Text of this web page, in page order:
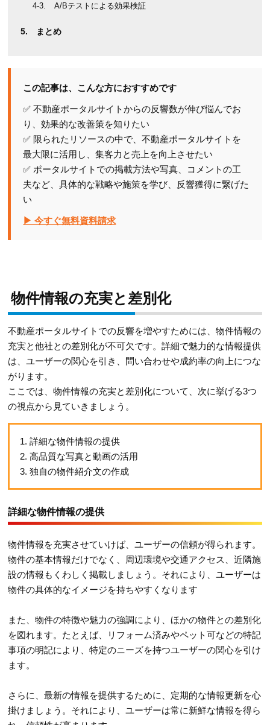
A/Bテストによる効果検証
まとめ
この記事は、こんな方におすすめです
✅ 不動産ポータルサイトからの反響数が伸び悩んでお
り、効果的な改善策を知りたい
✅ 限られたリソースの中で、不動産ポータルサイトを
最大限に活用し、集客力と売上を向上させたい
✅ ポータルサイトでの掲載方法や写真、コメントの工
夫など、具体的な戦略や施策を学び、反響獲得に繋げた
い
▶ 今すぐ無料資料請求
物件情報の充実と差別化
不動産ポータルサイトでの反響を増やすためには、物件情報の
充実と他社との差別化が不可欠です。詳細で魅力的な情報提供
は、ユーザーの関心を引き、問い合わせや成約率の向上につな
がります。
ここでは、物件情報の充実と差別化について、次に挙げる3つ
の視点から見ていきましょう。
1. 詳細な物件情報の提供
2. 高品質な写真と動画の活用
3. 独自の物件紹介文の作成
詳細な物件情報の提供
物件情報を充実させていけば、ユーザーの信頼が得られます。
物件の基本情報だけでなく、周辺環境や交通アクセス、近隣施
設の情報もくわしく掲載しましょう。それにより、ユーザーは
物件の具体的なイメージを持ちやすくなります
また、物件の特徴や魅力の強調により、ほかの物件との差別化
を図れます。たとえば、リフォーム済みやペット可などの特記
事項の明記により、特定のニーズを持つユーザーの関心を引け
ます。
さらに、最新の情報を提供するために、定期的な情報更新を心
掛けましょう。それにより、ユーザーは常に新鮮な情報を得ら